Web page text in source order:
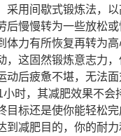
采用间歇式锻炼法，
后慢慢转为一些放松
体力有所恢复再转为
，这固然锻炼意志力
动后疲惫不堪，无法
时，其减肥效果不
目标还是使你能轻松
到减肥目的，你的耐